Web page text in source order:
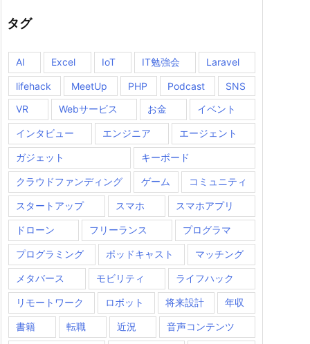
タグ
AI Excel IoT IT勉強会 Laravel
lifehack MeetUp PHP Podcast
SNS
VR
Webサービス お金 イベント
インタビュー エンジニア エージェント
ガジェット キーボード
クラウドファンディング ゲーム コミュニティ
スタートアップ スマホ スマホアプリ
ドローン フリーランス プログラマ
プログラミング ポッドキャスト マッチング
メタバース モビリティ ライフハック
リモートワーク ロボット 将来設計 年収
書籍 転職 近況 音声コンテンツ